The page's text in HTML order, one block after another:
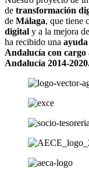
de transformación
de Málaga, que tiene
digital y a la mejora
ha recibido una
Andalucía con
Andalucía 2014-